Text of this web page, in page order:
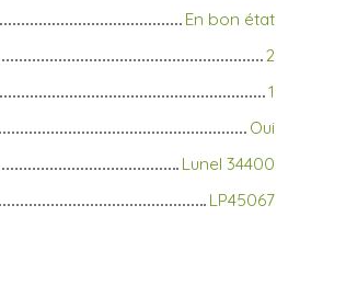
En bon état
2
1
Oui
Lunel 34400
LP45067